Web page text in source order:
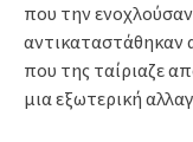
που την
αντικαταστάθηκαν
που της ταίριαζε
μια εξωτερική